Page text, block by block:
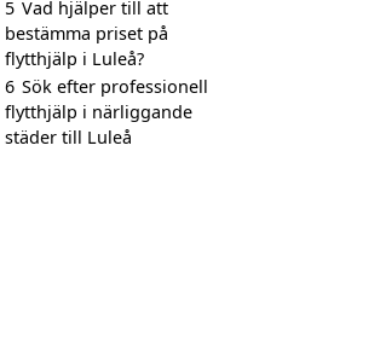
5 Vad hjälper till att
bestämma priset på
flytthjälp i Luleå?
6 Sök efter professionell
flytthjälp i närliggande
städer till Luleå